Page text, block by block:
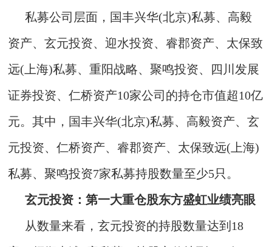
私募公司层面，国丰兴华(北京)私募、高毅
资产、玄元投资、迎水投资、睿郡资产、太保致
远(上海)私募、重阳战略、聚鸣投资、四川发展
证券投资、仁桥资产10家公司的持仓市值超10亿
元。其中，国丰兴华(北京)私募、高毅资产、玄
元投资、仁桥资产、睿郡资产、太保致远(上海)
私募、聚鸣投资7家私募持股数量至少5只。
玄元投资：第一大重仓股东方盛虹业绩亮眼
从数量来看，玄元投资的持股数量达到18